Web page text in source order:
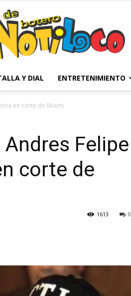
Botero
Y DIAL ENTRETENIMIENTO
en corte de Miami
Felipe
corte de
0
1613